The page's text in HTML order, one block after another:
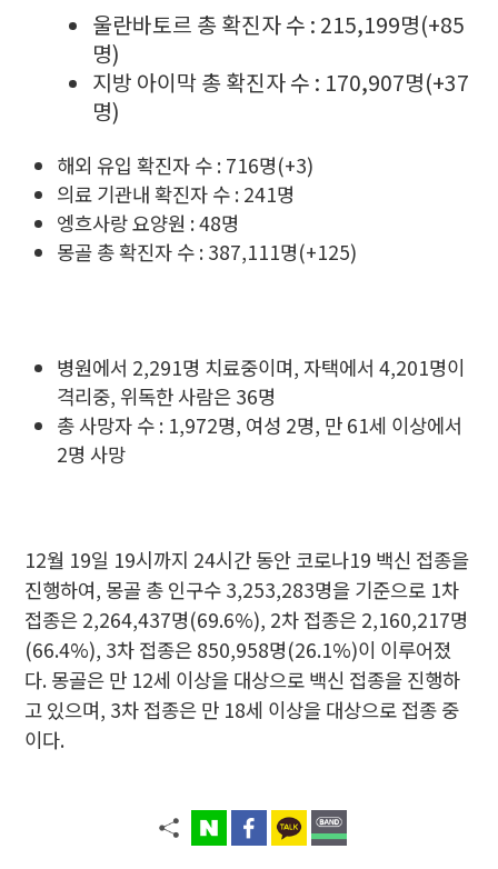
울란바토르 총 확진자 수 : 215,199명(+85
명)
지방 아이막 총 확진자 수 : 170,907명(+37
명)
해외 유입 확진자 수 : 716명(+3)
의료 기관내 확진자 수 : 241명
엥흐사랑 요양원 : 48명
몽골 총 확진자 수 : 387,111명(+125)
병원에서 2,291명 치료중이며, 자택에서 4,201명이
격리중, 위독한 사람은 36명
총 사망자 수 : 1,972명, 여성 2명, 만 61세 이상에서
2명 사망
12월 19일 19시까지 24시간 동안 코로나19 백신 접종을
진행하여, 몽골 총 인구수 3,253,283명을 기준으로 1차
접종은 2,264,437명(69.6%), 2차 접종은 2,160,217명
(66.4%), 3차 접종은 850,958명(26.1%)이 이루어졌
다. 몽골은 만 12세 이상을 대상으로 백신 접종을 진행하
고 있으며, 3차 접종은 만 18세 이상을 대상으로 접종 중
이다.